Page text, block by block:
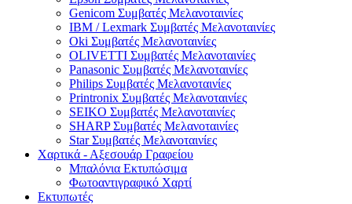
Genicom Συμβατές Μελανοταινίες
IBM / Lexmark Συμβατές Μελανοταινίες
Oki Συμβατές Μελανοταινίες
OLIVETTI Συμβατές Μελανοταινίες
Panasonic Συμβατές Μελανοταινίες
Philips Συμβατές Μελανοταινίες
Printronix Συμβατές Μελανοταινίες
SEIKO Συμβατές Μελανοταινίες
SHARP Συμβατές Μελανοταινίες
Star Συμβατές Μελανοταινίες
Χαρτικά - Αξεσουάρ Γραφείου
Μπαλόνια Εκτυπώσιμα
Φωτοαντιγραφικό Χαρτί
Εκτυπωτές